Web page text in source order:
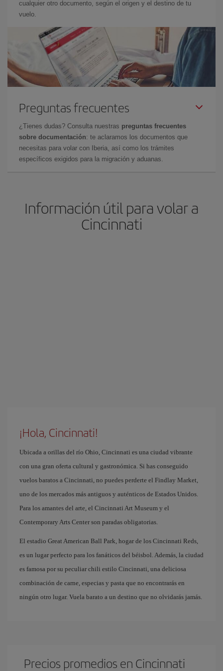
cualquier otro documento, según el origen y el destino de tu
vuelo.
Preguntas frecuentes
¿Tienes dudas? Consulta nuestras preguntas frecuentes
sobre documentación: te aclaramos los documentos que
necesitas para volar con Iberia, así como los trámites
específicos exigidos para la migración y aduanas.
Información útil para volar a
Cincinnati
¡Hola, Cincinnati!
Ubicada a orillas del río Ohio, Cincinnati es una ciudad vibrante
con una gran oferta cultural y gastronómica. Si has conseguido
vuelos baratos a Cincinnati, no puedes perderte el Findlay Market,
uno de los mercados más antiguos y auténticos de Estados Unidos.
Para los amantes del arte, el Cincinnati Art Museum y el
Contemporary Arts Center son paradas obligatorias.
El estadio Great American Ball Park, hogar de los Cincinnati Reds,
es un lugar perfecto para los fanáticos del béisbol. Además, la ciudad
es famosa por su peculiar chili estilo Cincinnati, una deliciosa
combinación de carne, especias y pasta que no encontrarás en
ningún otro lugar. Vuela barato a un destino que no olvidarás jamás.
Precios promedios en Cincinnati